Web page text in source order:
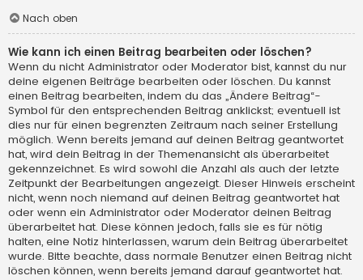
Nach oben
Wie kann ich einen Beitrag bearbeiten oder löschen?
Wenn du nicht Administrator oder Moderator bist, kannst du nur
deine eigenen Beiträge bearbeiten oder löschen. Du kannst
einen Beitrag bearbeiten, indem du das „Ändere Beitrag“-
Symbol für den entsprechenden Beitrag anklickst; eventuell ist
dies nur für einen begrenzten Zeitraum nach seiner Erstellung
möglich. Wenn bereits jemand auf deinen Beitrag geantwortet
hat, wird dein Beitrag in der Themenansicht als überarbeitet
gekennzeichnet. Es wird sowohl die Anzahl als auch der letzte
Zeitpunkt der Bearbeitungen angezeigt. Dieser Hinweis erscheint
nicht, wenn noch niemand auf deinen Beitrag geantwortet hat
oder wenn ein Administrator oder Moderator deinen Beitrag
überarbeitet hat. Diese können jedoch, falls sie es für nötig
halten, eine Notiz hinterlassen, warum dein Beitrag überarbeitet
wurde. Bitte beachte, dass normale Benutzer einen Beitrag nicht
löschen können, wenn bereits jemand darauf geantwortet hat.